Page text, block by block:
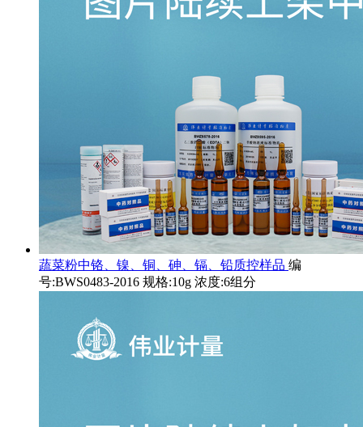
蔬菜粉中铬、镍、铜、砷、镉、铅质控样品 编
号:BWS0483-2016 规格:10g 浓度:6组分